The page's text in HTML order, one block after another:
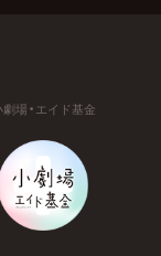
場・エイド基金